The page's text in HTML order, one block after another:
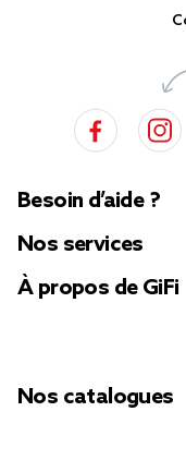
Besoin d’aide ?
Nos services
À propos de GiFi
Nos catalogues